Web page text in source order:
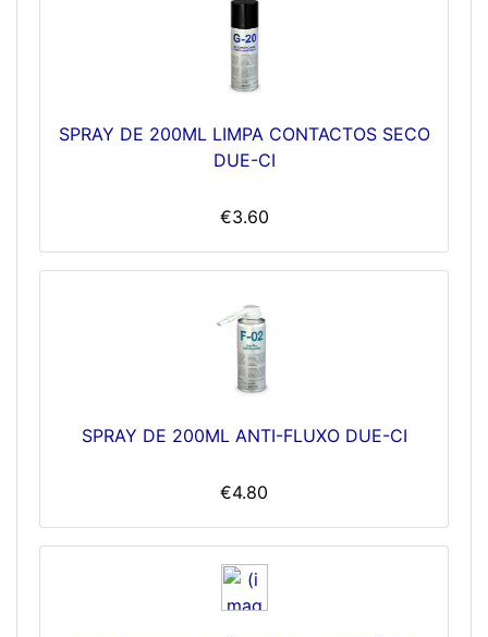
SPRAY DE 200ML LIMPA CONTACTOS SECO
DUE-CI
€3.60
SPRAY DE 200ML ANTI-FLUXO DUE-CI
€4.80